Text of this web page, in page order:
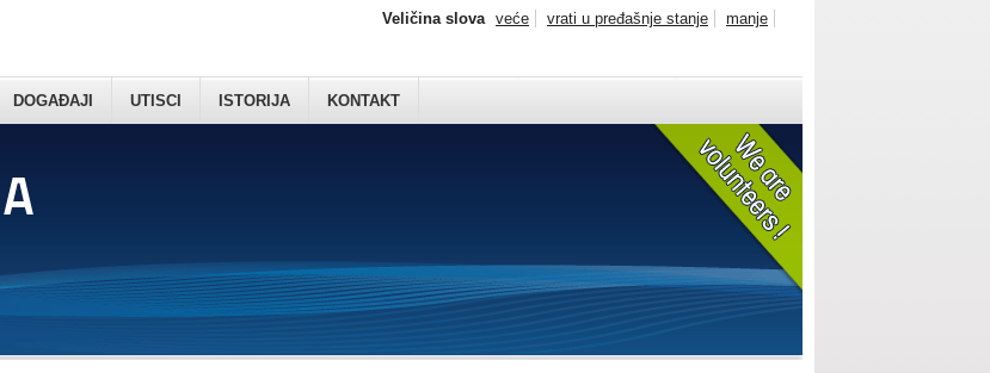
DOGAĐAJI UTISCI ISTORIJA KONTAKT
Veličina slova veće vrati u pređašnje stanje manje